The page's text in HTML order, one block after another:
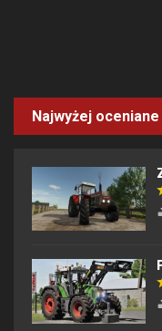
Najwyżej